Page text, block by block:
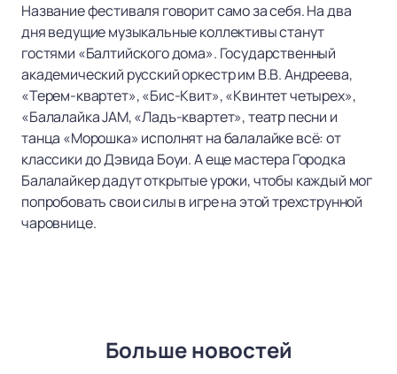
Название фестиваля говорит само за себя. На два
дня ведущие музыкальные коллективы станут
гостями «Балтийского дома». Государственный
академический русский оркестр им В.В. Андреева,
«Терем-квартет», «Бис-Квит», «Квинтет четырех»,
«Балалайка JAM, «Ладъ-квартет», театр песни и
танца «Морошка» исполнят на балалайке всё: от
классики до Дэвида Боуи. А еще мастера Городка
Балалайкер дадут открытые уроки, чтобы каждый мог
попробовать свои силы в игре на этой трехструнной
чаровнице.
Больше новостей